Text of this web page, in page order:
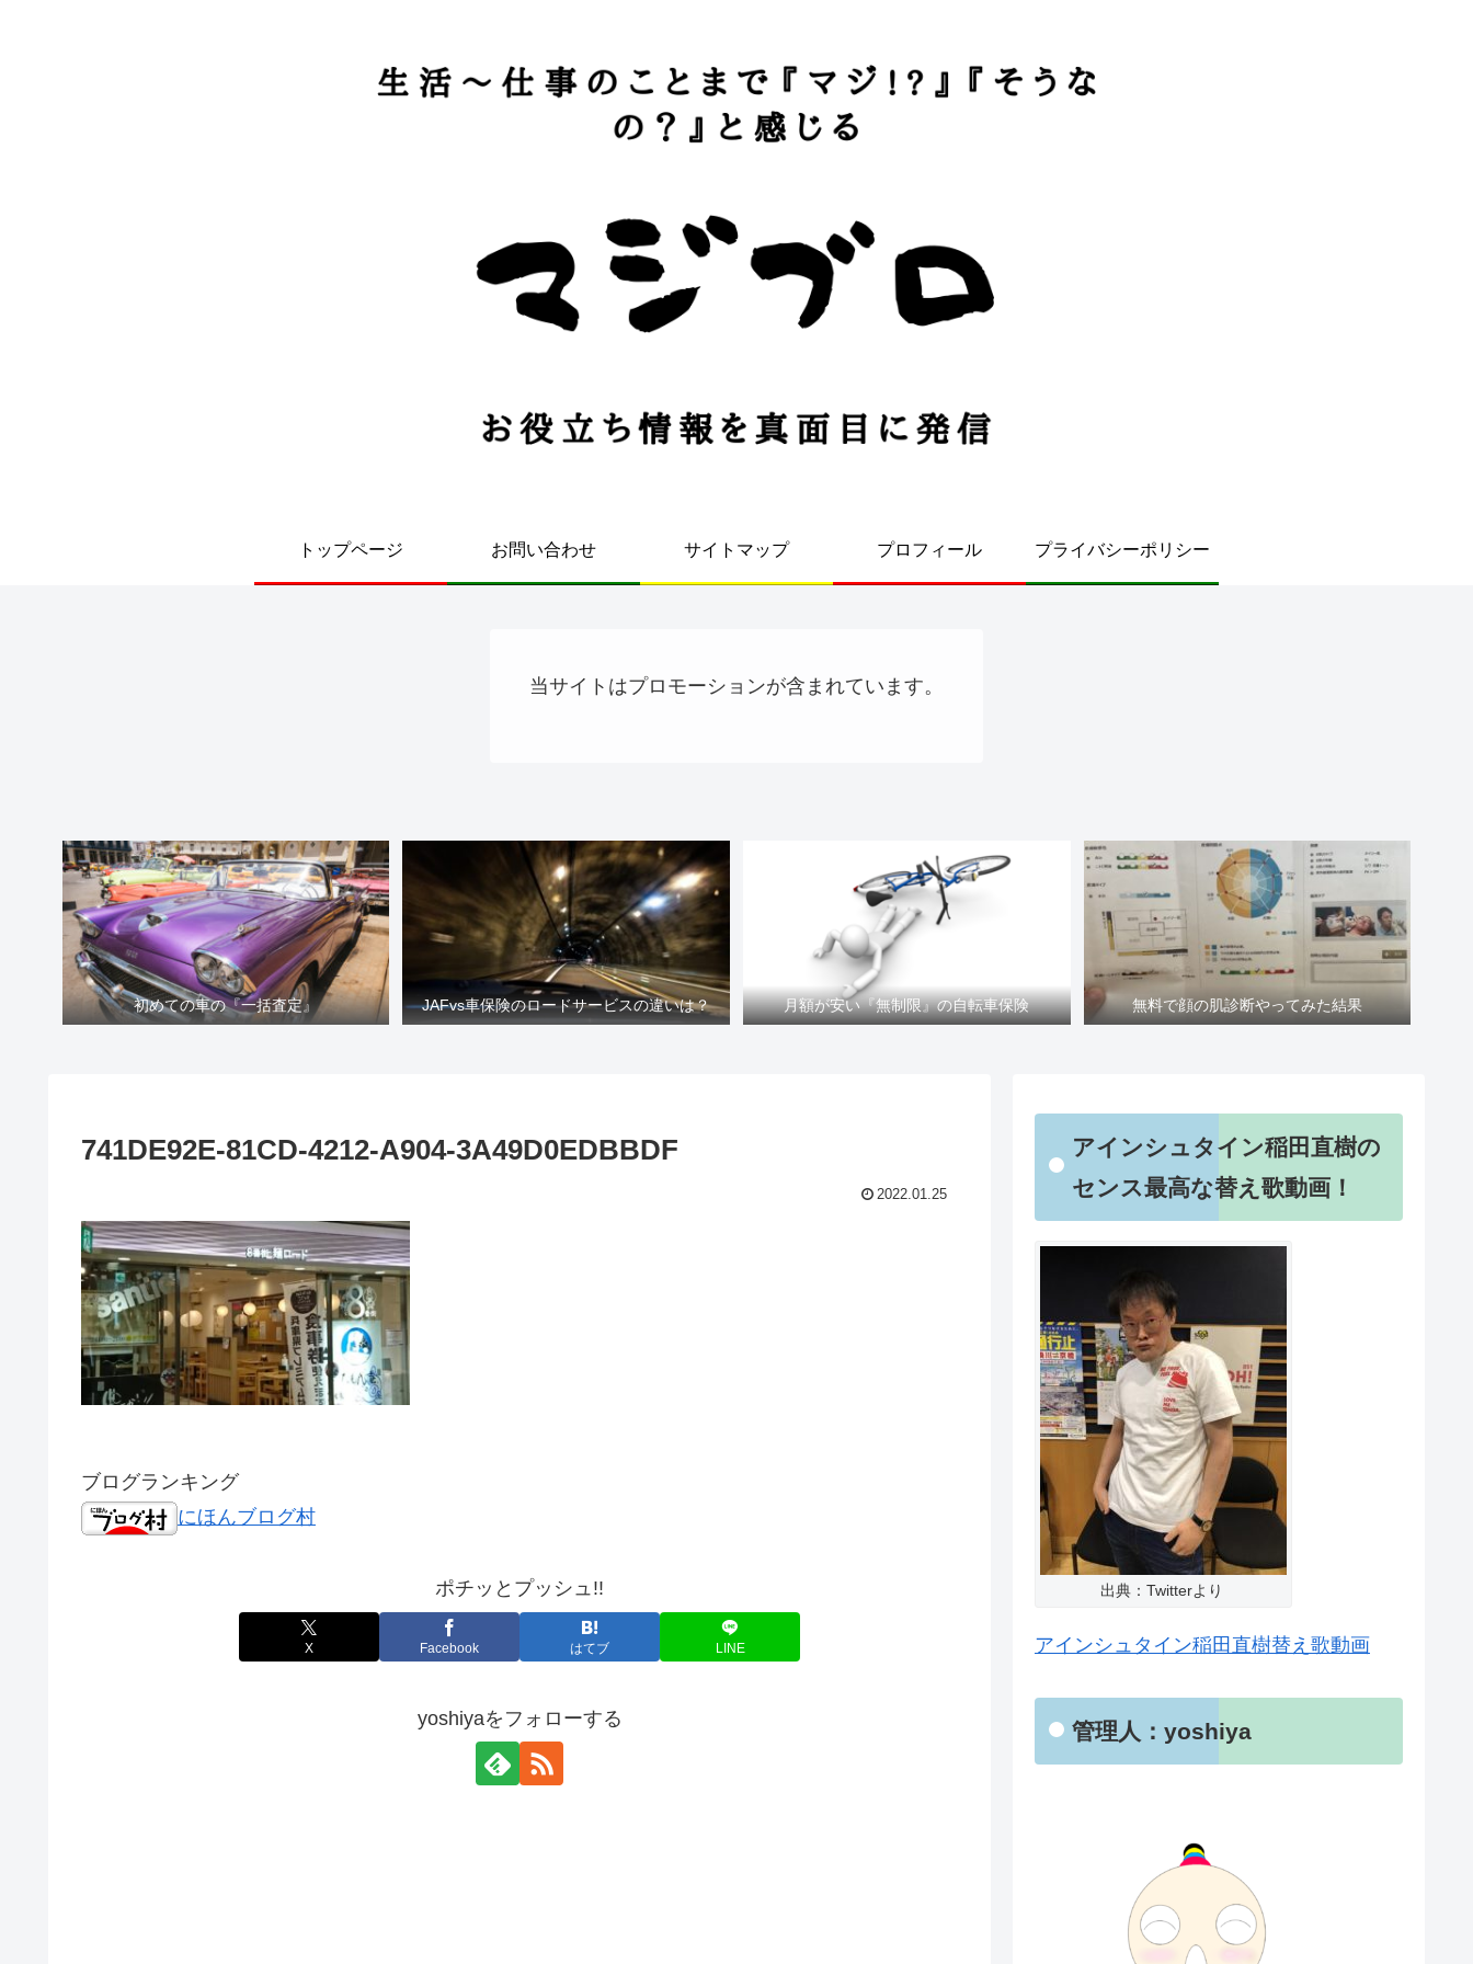
トップページ お問い合わせ サイトマップ プロフィール プライバシーポリシー
当サイトはプロモーションが含まれています。
初めての車の『一括査定』 JAFvs車保険のロードサービスの違いは？ 月額が安い『無制限』の自転車保険 無料で顔の肌診断やってみた結果
741DE92E-81CD-4212-A904-3A49D0EDBBDF
2022.01.25
ブログランキング
にほんブログ村
ポチッとプッシュ!!
X Facebook はてブ LINE
yoshiyaをフォローする
アインシュタイン稲田直樹の
センス最高な替え歌動画！
出典：Twitterより
アインシュタイン稲田直樹替え歌動画
管理人：yoshiya